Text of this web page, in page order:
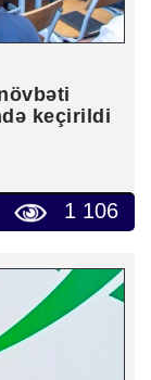
keçirildi
1 106